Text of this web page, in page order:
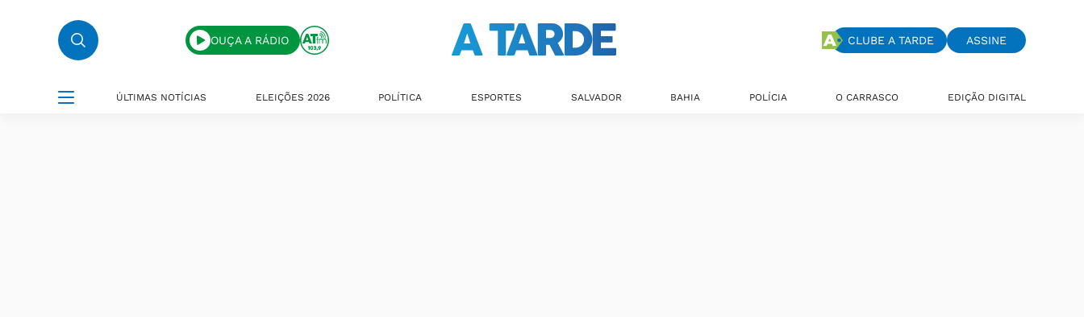
OUÇA A RÁDIO CLUBE A TARDE ASSINE
ÚLTIMAS NOTÍCIAS ELEIÇÕES 2026 POLÍTICA ESPORTES SALVADOR BAHIA POLÍCIA O CARRASCO EDIÇÃO DIGITAL